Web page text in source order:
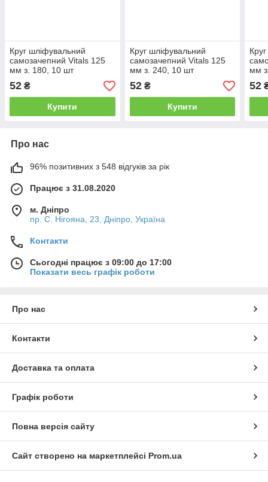
Круг шліфувальний
самозачепний Vitals 125
мм з. 180, 10 шт
52 ₴
Купити
Круг шліфувальний
самозачепний Vitals 125
мм з. 240, 10 шт
52₴
Купити
мм
52
Про нас
96% позитивних з 548 відгуків за рік
Працює з 31.08.2020
м. Дніпро
пр. С. Нігояна, 23, Дніпро, Україна
Контакти
Сьогодні працює з 09:00 до 17:00
Показати весь графік роботи
Про нас
Контакти
Доставка та оплата
Графік роботи
Повна версія сайту
Сайт створено на маркетплейсі Prom.ua